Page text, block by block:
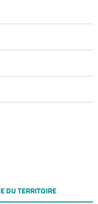
DU TERRITOIRE